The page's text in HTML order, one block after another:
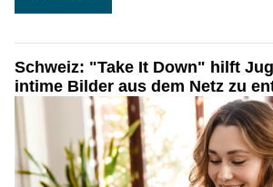
Schweiz: "Take It Down" hilft
intime Bilder aus dem Netz zu